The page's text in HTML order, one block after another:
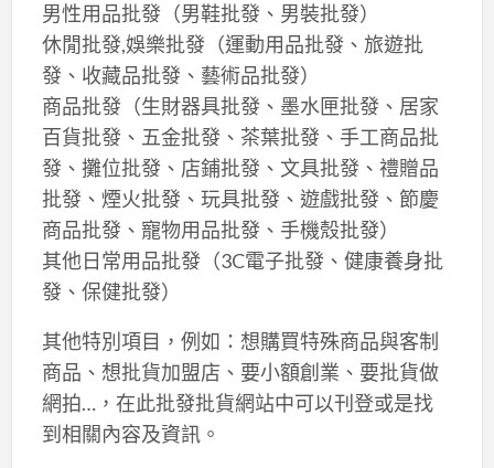
男性用品批發（男鞋批發、男裝批發）
休閒批發,娛樂批發（運動用品批發、旅遊批
發、收藏品批發、藝術品批發）
商品批發（生財器具批發、墨水匣批發、居家
百貨批發、五金批發、茶葉批發、手工商品批
發、攤位批發、店鋪批發、文具批發、禮贈品
批發、煙火批發、玩具批發、遊戲批發、節慶
商品批發、寵物用品批發、手機殼批發）
其他日常用品批發（3C電子批發、健康養身批
發、保健批發）
其他特別項目，例如：想購買特殊商品與客制
商品、想批貨加盟店、要小額創業、要批貨做
網拍…，在此批發批貨網站中可以刊登或是找
到相關內容及資訊。